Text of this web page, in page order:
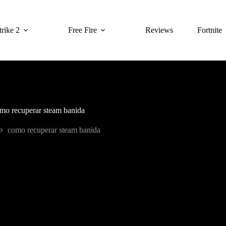
2 Free Fire Reviews Fortnite
recuperar steam banida
como recuperar steam banida